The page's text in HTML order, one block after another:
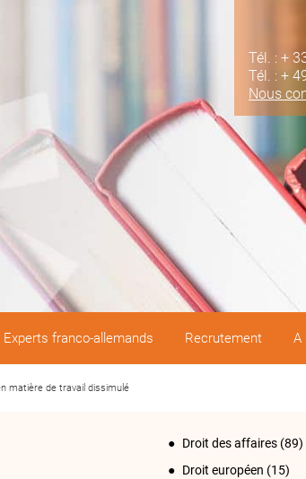
Tél. : +
Tél. : +
Nous
Experts franco-allemands Recrutement A
matière de travail dissimulé
Droit des affaires (89)
Droit européen (15)